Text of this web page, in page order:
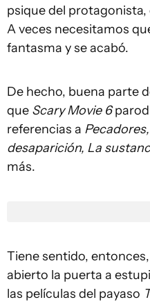
psique del protagonista,
A veces necesitamos
fantasma y se acabó.
De hecho, buena parte
que Scary Movie 6
referencias a
desaparición, La
más.
Tiene sentido,
abierto la puerta a
las películas del payaso